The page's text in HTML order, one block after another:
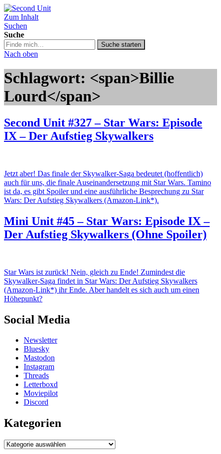
Second Unit
Zum Inhalt
Suchen
Suche
Suche
in
podcast.de/
Suche starten
Nach oben
Schlagwort: <span>Billie
Lourd</span>
Second Unit #327 – Star Wars: Episode
IX – Der Aufstieg Skywalkers
Jetzt aber! Das finale der Skywalker-Saga bedeutet (hoffentlich)
auch für uns, die finale Auseinandersetzung mit Star Wars. Tamino
ist da, es gibt Spoiler und eine ausführliche Besprechung zu Star
Wars: Der Aufstieg Skywalkers (Amazon-Link*).
Mini Unit #45 – Star Wars: Episode IX –
Der Aufstieg Skywalkers (Ohne Spoiler)
Star Wars ist zurück! Nein, gleich zu Ende! Zumindest die
Skywalker-Saga findet in Star Wars: Der Aufstieg Skywalkers
(Amazon-Link*) ihr Ende. Aber handelt es sich auch um einen
Höhepunkt?
Social Media
Newsletter
Bluesky
Mastodon
Instagram
Threads
Letterboxd
Moviepilot
Discord
Kategorien
Kategorien